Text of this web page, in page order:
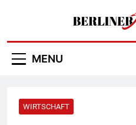
MENU
WIRTSCHAFT